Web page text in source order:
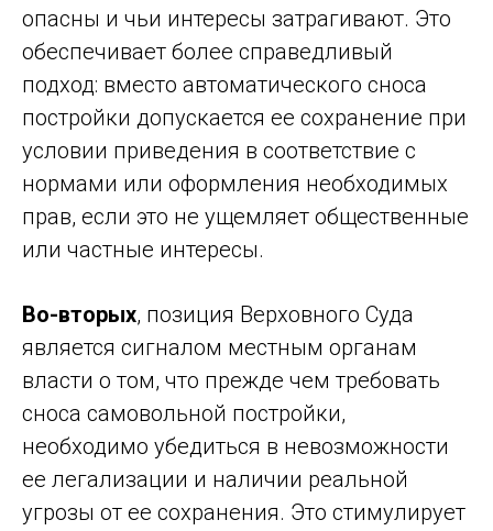
опасны и чьи интересы затрагивают. Это
обеспечивает более справедливый
подход: вместо автоматического сноса
постройки допускается ее сохранение при
условии приведения в соответствие с
нормами или оформления необходимых
прав, если это не ущемляет общественные
или частные интересы.
Во-вторых, позиция Верховного Суда
является сигналом местным органам
власти о том, что прежде чем требовать
сноса самовольной постройки,
необходимо убедиться в невозможности
ее легализации и наличии реальной
угрозы от ее сохранения. Это стимулирует